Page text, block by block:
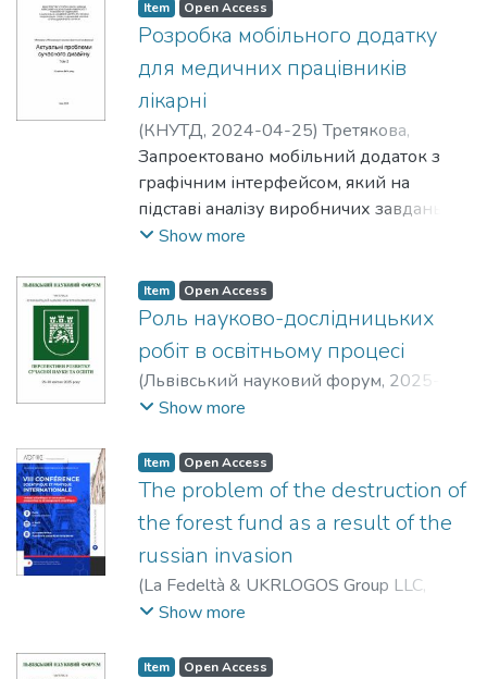
Item Open Access
Розробка мобільного додатку
для медичних працівників
лікарні
(КНУТД, 2024-04-25)Третякова,
Лариса;Качинська, Наталія ;Чабан, Софія
Запроектовано мобільний додаток з
графічним інтерфейсом, який на
підставі аналізу виробничих завдань та
окремих видів засобів індивідуального
перелік елементів захисного комплекту
одягу та аксесуарів для медичних
сестер у лікарні. Систематизовано та
розроблено структуру інформаційної
бази даних зображень захисних
виробів, яка дає можливість адаптувати
елементів одягу людиною для
комп’ютерної реалізації.
Show more
Item Open Access
Роль науково-дослідницьких
робіт в освітньому процесі
(Львівський науковий форум, 2025-04-
30)Качинська, Наталія Федорівна
Полукаров, Олексій Ігорович
Софія Вікторівна
Show more
Item Open Access
The problem of the destruction of
the forest fund as a result of the
russian invasion
(La Fedeltà & UKRLOGOS Group LLC,
2025)Polukarov, Yury
Kovtun, Andrii;Smal, Sofiia
Show more
Item Open Access